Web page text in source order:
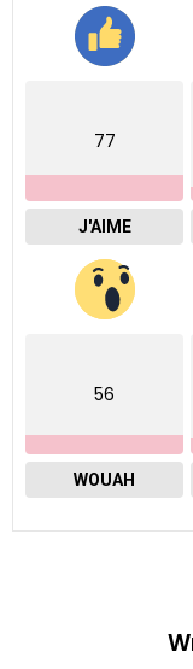
77
J'AIME
56
WOUAH